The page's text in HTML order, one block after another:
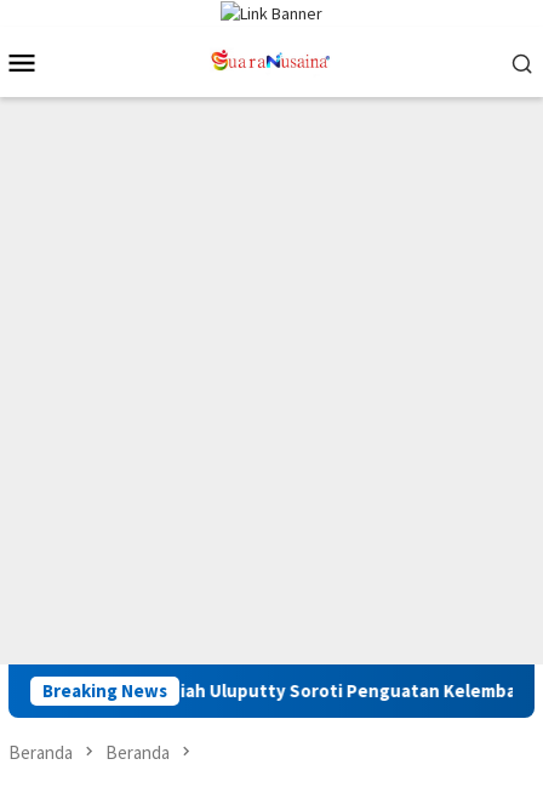
konten
Mobile
Breaking News
Saadiah Uluputty Soroti Penguatan Kelembagaan dan
Beranda Beranda